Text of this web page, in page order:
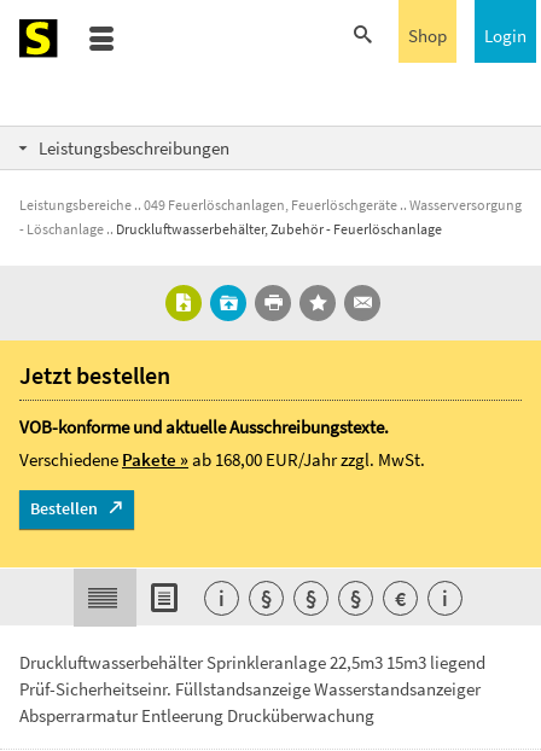
Login
Shop
Leistungsbeschreibungen
Leistungsbereiche 049 Feuerlöschanlagen, Feuerlöschgeräte
Wasserversorgung
- Löschanlage
Druckluftwasserbehälter, Zubehör - Feuerlöschanlage
Druckluftwasserbehälter Sprinkleranlage 22,5m3 15m3 liegend
Prüf-Sicherheitseinr. Füllstandsanzeige Wasserstandsanzeiger
Absperrarmatur Entleerung Drucküberwachung
Jetzt bestellen
VOB-konforme und aktuelle Ausschreibungstexte.
Verschiedene Pakete »ab 168,00 EUR/Jahrzzgl. MwSt.
Bestellen
i § § § € i